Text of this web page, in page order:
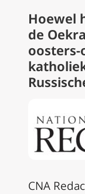
Hoewel
de
CNA